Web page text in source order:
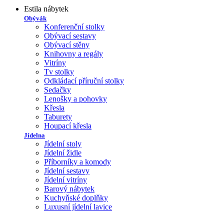
Estila nábytek
Obývák
Konferenční stolky
Obývací sestavy
Obývací stěny
Knihovny a regály
Vitríny
Tv stolky
Odkládací příruční stolky
Sedačky
Lenošky a pohovky
Křesla
Taburety
Houpací křesla
Jídelna
Jídelní stoly
Jídelní židle
Příborníky a komody
Jídelní sestavy
Jídelní vitríny
Barový nábytek
Kuchyňské doplňky
Luxusní jídelní lavice